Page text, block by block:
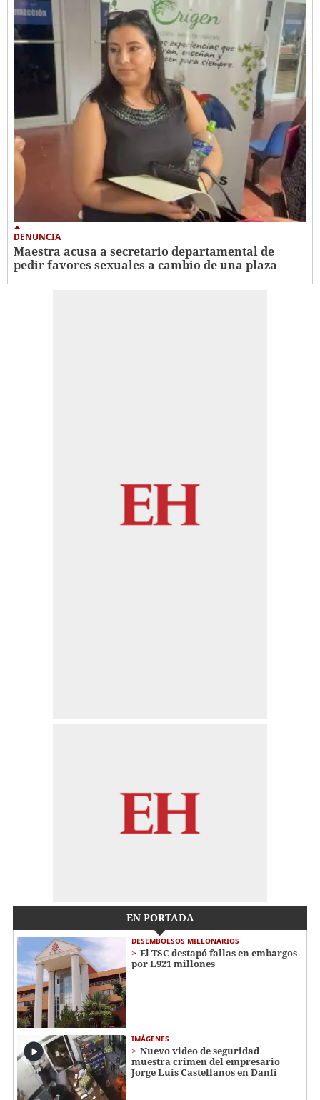
DENUNCIA
Maestra acusa a secretario departamental de
pedir favores sexuales a cambio de una plaza
EN PORTADA
DESEMBOLSOS MILLONARIOS
El TSC destapó fallas en embargos
por L921 millones
IMÁGENES
Nuevo video de seguridad
muestra crimen del empresario
Jorge Luis Castellanos en Danlí